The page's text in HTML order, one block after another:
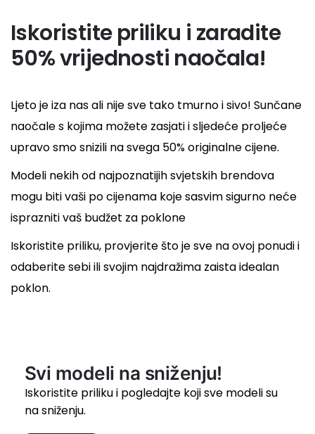
Iskoristite priliku i zaradite
50% vrijednosti naočala!
Ljeto je iza nas ali nije sve tako tmurno i sivo! Sunčane
naočale s kojima možete zasjati i sljedeće proljeće
upravo smo snizili na svega 50% originalne cijene.
Modeli nekih od najpoznatijih svjetskih brendova
mogu biti vaši po cijenama koje sasvim sigurno neće
isprazniti vaš budžet za poklone
Iskoristite priliku, provjerite što je sve na ovoj ponudi i
odaberite sebi ili svojim najdražima zaista idealan
poklon.
Svi modeli na sniženju!
Iskoristite priliku i pogledajte koji sve modeli su
na sniženju.